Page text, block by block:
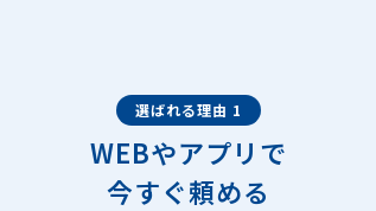
選ばれる理由 1
WEBやアプリで
今すぐ頼める